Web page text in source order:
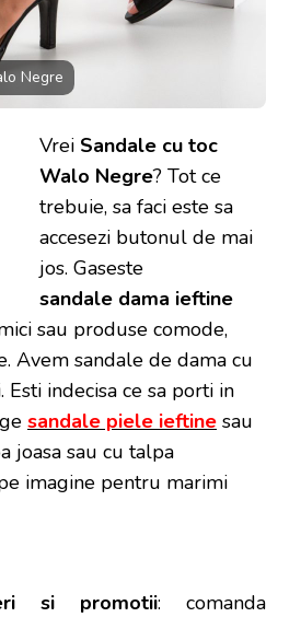
Negre
Vrei Sandale cu toc
Walo Negre? Tot ce
trebuie, sa faci este sa
accesezi butonul de mai
jos. Gaseste
sandale dama ieftine
sau produse comode,
Avem sandale de dama cu
indecisa ce sa porti in
sandale piele ieftine sau
joasa sau cu talpa
imagine pentru marimi
si promotii: comanda